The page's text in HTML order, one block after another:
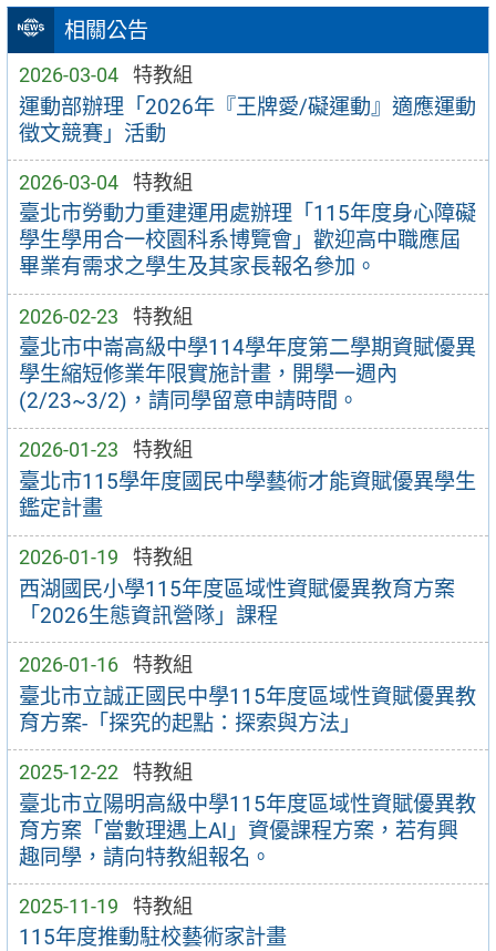
相關公告
2026-03-04 特教組
運動部辦理「2026年『王牌愛/礙運動』適應運動
徵文競賽」活動
2026-03-04 特教組
臺北市勞動力重建運用處辦理「115年度身心障礙
學生學用合一校園科系博覽會」歡迎高中職應屆
畢業有需求之學生及其家長報名參加。
2026-02-23 特教組
臺北市中崙高級中學114學年度第二學期資賦優異
學生縮短修業年限實施計畫，開學一週內
(2/23~3/2)，請同學留意申請時間。
2026-01-23 特教組
臺北市115學年度國民中學藝術才能資賦優異學生
鑑定計畫
2026-01-19 特教組
西湖國民小學115年度區域性資賦優異教育方案
「2026生態資訊營隊」課程
2026-01-16 特教組
臺北市立誠正國民中學115年度區域性資賦優異教
育方案-「探究的起點：探索與方法」
2025-12-22 特教組
臺北市立陽明高級中學115年度區域性資賦優異教
育方案「當數理遇上AI」資優課程方案，若有興
趣同學，請向特教組報名。
2025-11-19 特教組
115年度推動駐校藝術家計畫